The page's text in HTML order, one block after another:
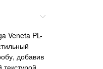
Veneta PL-
добавив